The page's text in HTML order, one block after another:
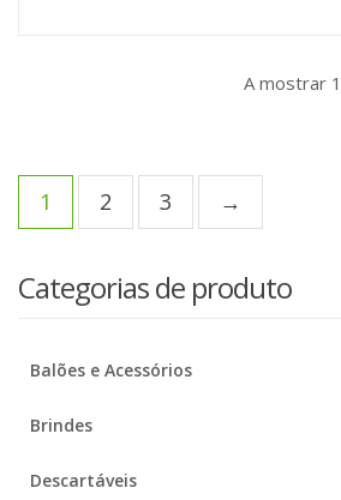
A mostrar
1 2 3 →
Categorias de produto
Balões e Acessórios
Brindes
Descartáveis